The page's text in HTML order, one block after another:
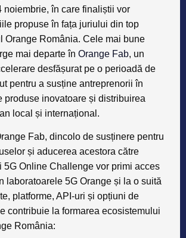
noiembrie, în care finaliștii vor
propuse în fața juriului din top
Orange România. Cele mai bune
mai departe în Orange Fab, un
desfășurat pe o perioadă de
pentru a susține antreprenorii în
produse inovatoare și distribuirea
local și internațional.
Fab, dincolo de susținere pentru
și aducerea acestora către
5G Online Challenge vor primi acces
laboratoarele 5G Orange și la o suită
platforme, API-uri și opțiuni de
contribuie la formarea ecosistemului
România: